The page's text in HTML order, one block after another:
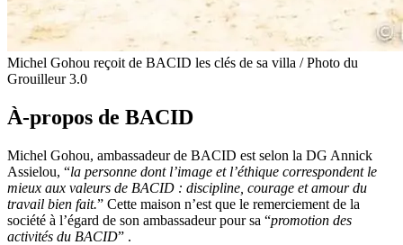
Michel Gohou reçoit de BACID les clés de sa villa / Photo du
Grouilleur 3.0
À-propos de BACID
Michel Gohou, ambassadeur de BACID est selon la DG Annick
Assielou, “la personne dont l’image et l’éthique correspondent le
mieux aux valeurs de BACID : discipline, courage et amour du
travail bien fait.” Cette maison n’est que le remerciement de la
société à l’égard de son ambassadeur pour sa “promotion des
activités du BACID” .